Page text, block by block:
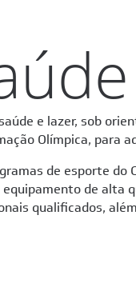
e lazer, sob
Olímpica, para
de esporte do
de alta
qualificados,